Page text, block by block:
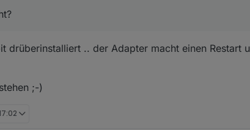
drüberinstalliert .. der Adapter macht einen Restart
;-)